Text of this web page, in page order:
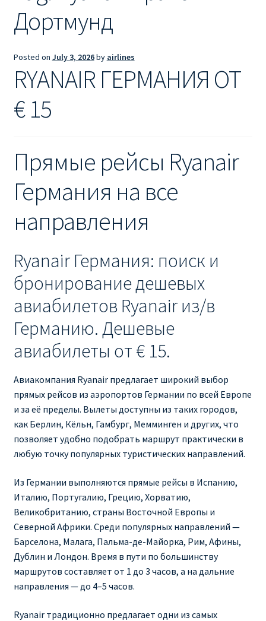
Ryanair из Стокгольма
Ryanair из Тампере
RYANAIR ИЗ ЧЕХИИ | ПРАГА, ОСТРАВА, ПАРДУБИЦЕ,
Ryanair изменение имени
Ryanair изменения
Ryanair изменить дату
Ryanair изменить фамилию
Ryanair Испания
RYANAIR КУПИТЬ БИЛЕТЫ ENGLISH
Ryanair направления, акции
Ryanair онлайн регистрация
Ryanair ошибка в фамилии, имени
RYANAIR ПОДГОРИЦА, ЧЕРНОГОРИЯ
Ryanair Польша
RYANAIR ПОРТУГАЛИЯ
Дортмунд
Posted on July 3, 2026by airlines
RYANAIR ГЕРМАНИЯ ОТ
€ 15
Прямые рейсы Ryanair
Германия на все
направления
Ryanair Германия: поиск и
бронирование дешевых
авиабилетов Ryanair из/в
Германию. Дешевые
авиабилеты от € 15.
Авиакомпания Ryanair предлагает широкий выбор
прямых рейсов из аэропортов Германии по всей Европе
и за её пределы. Вылеты доступны из таких городов,
как Берлин, Кёльн, Гамбург, Мемминген и других, что
позволяет удобно подобрать маршрут практически в
любую точку популярных туристических направлений.
Из Германии выполняются прямые рейсы в Испанию,
Италию, Португалию, Грецию, Хорватию,
Великобританию, страны Восточной Европы и
Северной Африки. Среди популярных направлений —
Барселона, Малага, Пальма-де-Майорка, Рим, Афины,
Дублин и Лондон. Время в пути по большинству
маршрутов составляет от 1 до 3 часов, а на дальние
направления — до 4–5 часов.
Ryanair традиционно предлагает одни из самых